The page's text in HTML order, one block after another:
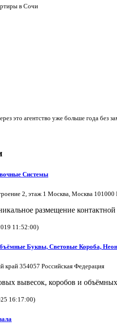
в Сочи
это агентство уже больше года без
Системы
2, этаж 1 Москва, Москва 101000
размещение
11:52:00)
Буквы, Световые Короба, Неон
край 354057 Российская Федерация
вывесок, коробов и
16:17:00)